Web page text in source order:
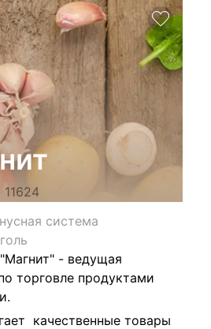
11624
система
- ведущая
торговле продуктами
качественные товары